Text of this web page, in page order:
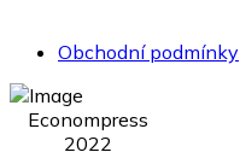
Obchodní podmínky
Econompress
2022